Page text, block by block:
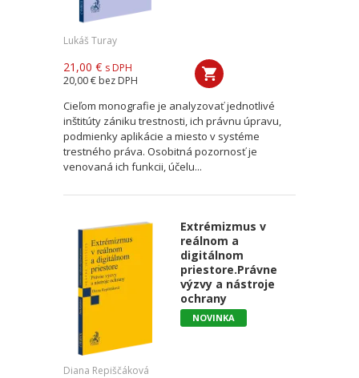
Lukáš Turay
21,00 € s DPH
20,00 € bez DPH
Cieľom monografie je analyzovať jednotlivé
inštitúty zániku trestnosti, ich právnu úpravu,
podmienky aplikácie a miesto v systéme
trestného práva. Osobitná pozornosť je
venovaná ich funkcii, účelu...
Extrémizmus v
reálnom a
digitálnom
priestore.Právne
výzvy a nástroje
ochrany
NOVINKA
Diana Repiščáková